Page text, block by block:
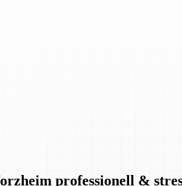
professionell &